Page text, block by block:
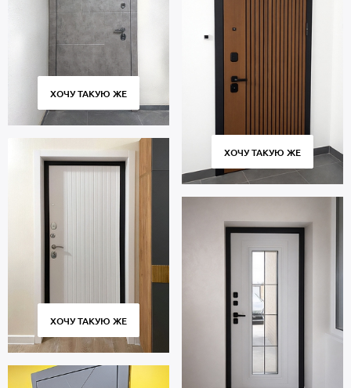
ХОЧУ ТАКУЮ ЖЕ
ХОЧУ ТАКУЮ ЖЕ
ХОЧУ ТАКУЮ ЖЕ